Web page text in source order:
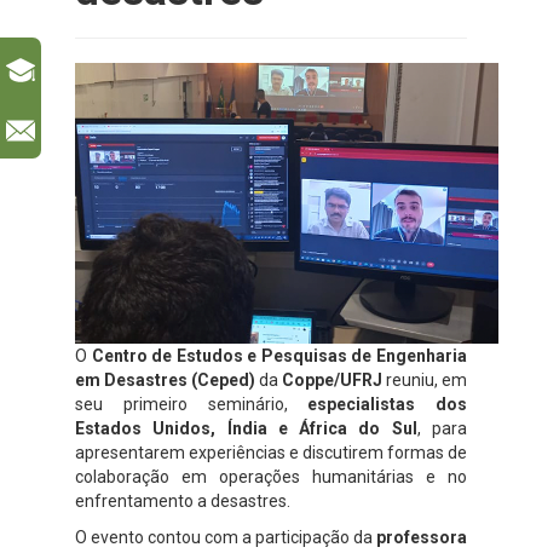
O Centro de Estudos e Pesquisas de Engenharia
em Desastres (Ceped) da Coppe/UFRJ reuniu, em
seu primeiro seminário, especialistas dos
Estados Unidos, Índia e África do Sul , para
apresentarem experiências e discutirem formas de
colaboração em operações humanitárias e no
enfrentamento a desastres.
O evento contou com a participação da professora